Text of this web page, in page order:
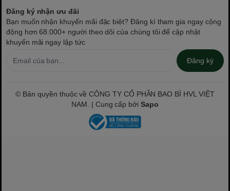
Đăng ký nhận ưu đãi
Bạn muốn nhận khuyến mãi đặc biệt? Đăng kí tham gia ngay cộng
động hơn 68.000+ người theo dõi của chúng tôi để cập nhật
khuyến mãi ngay lập tức
Đăng ký
© Bản quyền thuộc về CÔNG TY CỔ PHẦN BAO BÌ HVL VIỆT
NAM. | Cung cấp bởiSapo